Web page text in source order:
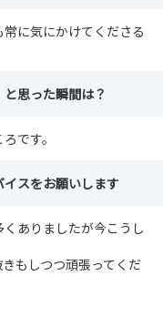
に気にかけてくださる
と思った瞬間は？
です。
スをお願いします
ありましたが今こうし
もしつつ頑張ってくだ